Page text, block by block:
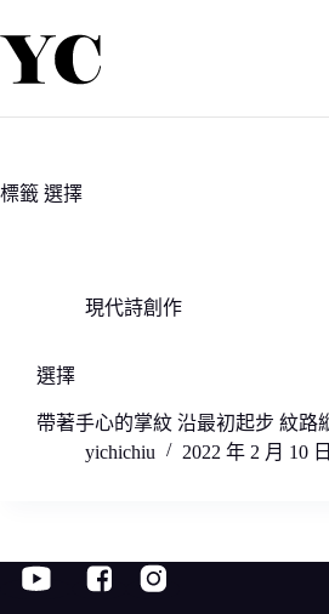
至
標籤 選擇
現代詩創作
選擇
帶著手心的掌紋 沿最初起步 紋
yichichiu
2022 年 2 月 10 日